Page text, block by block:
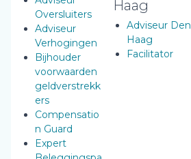
Oversluiters
Adviseur
Verhogingen
Bijhouder
voorwaarden
geldverstrekk
ers
Compensatio
n Guard
Expert
Haag
Adviseur Den
Haag
Facilitator